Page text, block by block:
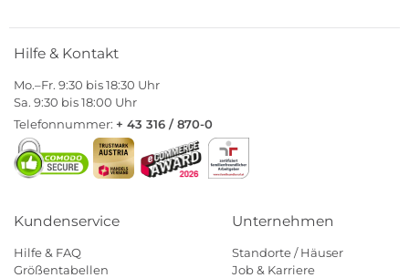
Hilfe & Kontakt
Mo.–Fr. 9:30 bis 18:30 Uhr
Sa. 9:30 bis 18:00 Uhr
Telefonnummer: + 43 316 / 870-0
Kundenservice
Hilfe & FAQ
Größentabellen
Unternehmen
Standorte / Häuser
Job & Karriere